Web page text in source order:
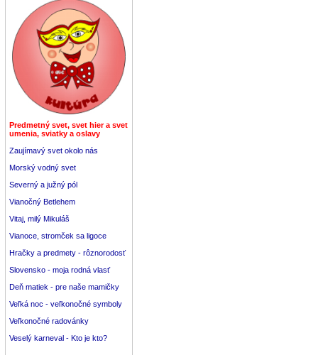
Predmetný svet, svet hier a svet
umenia, sviatky a oslavy
Zaujímavý svet okolo nás
Morský vodný svet
Severný a južný pól
Vianočný Betlehem
Vitaj, milý Mikuláš
Vianoce, stromček sa ligoce
Hračky a predmety - rôznorodosť
Slovensko - moja rodná vlasť
Deň matiek - pre naše mamičky
Veľká noc - veľkonočné symboly
Veľkonočné radovánky
Veselý karneval - Kto je kto?